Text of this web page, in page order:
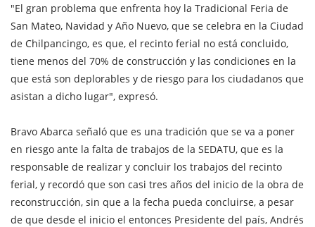
"El gran problema que enfrenta hoy la Tradicional Feria de
San Mateo, Navidad y Año Nuevo, que se celebra en la Ciudad
de Chilpancingo, es que, el recinto ferial no está concluido,
tiene menos del 70% de construcción y las condiciones en la
que está son deplorables y de riesgo para los ciudadanos que
asistan a dicho lugar", expresó.
Bravo Abarca señaló que es una tradición que se va a poner
en riesgo ante la falta de trabajos de la SEDATU, que es la
responsable de realizar y concluir los trabajos del recinto
ferial, y recordó que son casi tres años del inicio de la obra de
reconstrucción, sin que a la fecha pueda concluirse, a pesar
de que desde el inicio el entonces Presidente del país, Andrés